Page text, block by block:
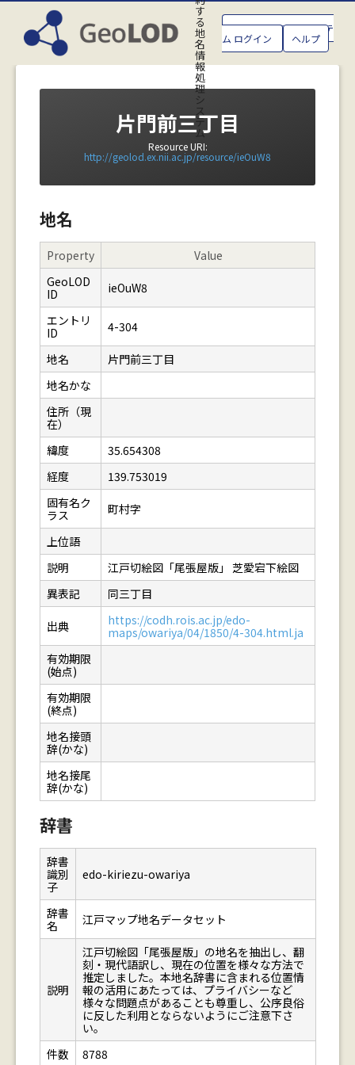
す
る
地
名
情
報
処
理
シ
ス
テ
ム
GeoLOD地名管理システ
ム ログイン ヘルプ
片門前三丁目
Resource URI:
http://geolod.ex.nii.ac.jp/resource/ieOuW8
地名
Property
Value
GeoLOD
ID
ieOuW8
エントリ
ID
4-304
地名
片門前三丁目
地名かな
住所（現
在）
緯度
35.654308
経度
139.753019
固有名ク
ラス
町村字
上位語
説明
江戸切絵図「尾張屋版」 芝愛宕下絵図
異表記
同三丁目
出典
https://codh.rois.ac.jp/edo-
maps/owariya/04/1850/4-304.html.ja
有効期限
(始点)
有効期限
(終点)
地名接頭
辞(かな)
地名接尾
辞(かな)
辞書
辞書
識別
子
edo-kiriezu-owariya
辞書
名
江戸マップ地名データセット
説明
江戸切絵図「尾張屋版」の地名を抽出し、翻
刻・現代語訳し、現在の位置を様々な方法で
推定しました。本地名辞書に含まれる位置情
報の活用にあたっては、プライバシーなど
様々な問題点があることも尊重し、公序良俗
に反した利用とならないようにご注意下さ
い。
件数
8788